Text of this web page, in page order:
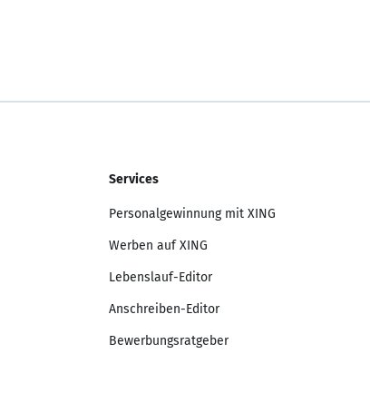
Services
Personalgewinnung mit XING
Werben auf XING
Lebenslauf-Editor
Anschreiben-Editor
Bewerbungsratgeber